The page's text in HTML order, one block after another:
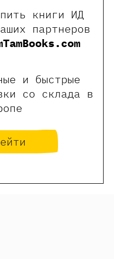
книги ИД
партнеров
и быстрые
со склада в
еженедельно
на наши книги и